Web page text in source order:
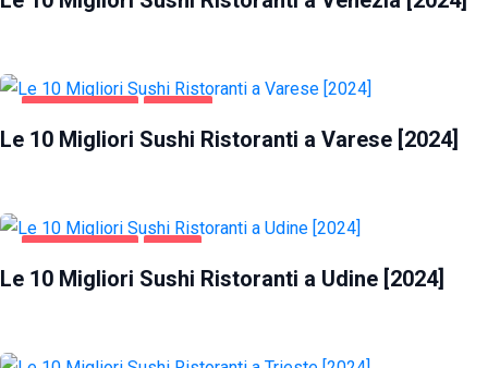
Le 10 Migliori Sushi Ristoranti a Varese [2024]
Le 10 Migliori Sushi Ristoranti a Udine [2024]